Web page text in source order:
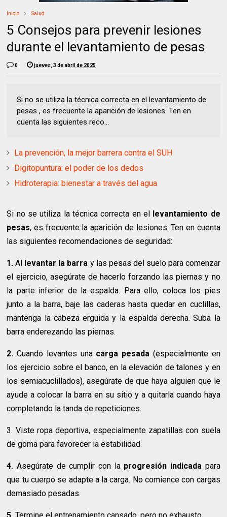
Inicio Salud
5 Consejos para prevenir lesiones
durante el levantamiento de pesas
0 jueves, 3 de abril de 2025
Si no se utiliza la técnica correcta en el levantamiento de
pesas , es frecuente la aparición de lesiones. Ten en
cuenta las siguientes reco...
La prevención, la mejor barrera contra el SUH
Digitopuntura: el poder de los dedos
Hidroterapia: bienestar a través del agua
Si no se utiliza la técnica correcta en el levantamiento de
pesas, es frecuente la aparición de lesiones. Ten en cuenta
las siguientes recomendaciones de seguridad:
1. Al levantar la barra y las pesas del suelo para comenzar
el ejercicio, asegúrate de hacerlo forzando las piernas y no
la parte inferior de la espalda. Para ello, coloca los pies
junto a la barra, baje las caderas hasta quedar en cuclillas,
mantenga la cabeza erguida y la espalda derecha. Suba la
barra enderezando las piernas.
2. Cuando levantes una carga pesada (especialmente en
los ejercicio sobre el banco, en la elevación de talones y en
los semiacuclillados), asegúrate de que haya alguien que le
ayude a colocar la barra en su sitio y a quitarla cuando haya
completando la tanda de repeticiones.
3. Viste ropa deportiva, especialmente zapatillas con suela
de goma para favorecer la estabilidad.
4. Asegúrate de cumplir con la progresión indicadapara
que tu cuerpo se adapte a la carga. No comience con cargas
demasiado pesadas.